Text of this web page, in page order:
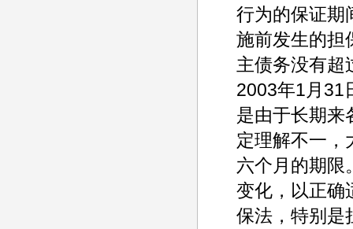
行为的保证期
施前发生的担
主债务没有超
2003年1月31
是由于长期来
定理解不一，
六个月的期限
变化，以正确
保法，特别是